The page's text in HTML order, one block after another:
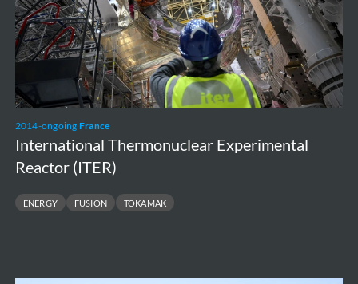
2014-ongoing France
International Thermonuclear Experimental
Reactor (ITER)
ENERGY FUSION TOKAMAK
(ITER)